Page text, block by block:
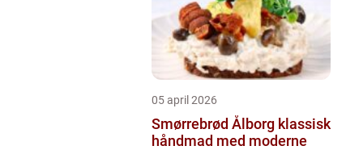
05 april 2026
Smørrebrød Ålborg klassisk
håndmad med moderne